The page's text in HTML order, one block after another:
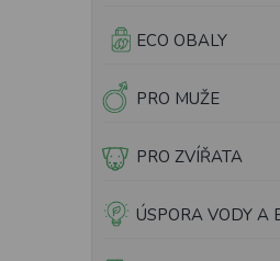
ECO OBALY
PRO MUŽE
PRO ZVÍŘATA
ÚSPORA VODY A